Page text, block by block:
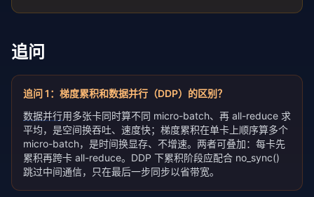
追问
追问1 ： 梯度累积和数据并行（DDP）的区别？
数据并行用多张卡同时算不同 micro-batch、再 all-reduce 求
平均，是空间换吞吐、速度快；梯度累积在单卡上顺序算多个
micro-batch，是时间换显存、不增速。两者可叠加：每卡先
累积再跨卡 all-reduce。DDP 下累积阶段应配合 no_sync()
跳过中间通信，只在最后一步同步以省带宽。